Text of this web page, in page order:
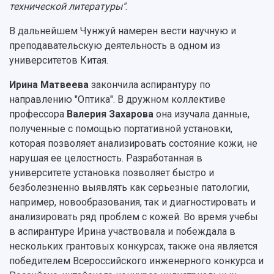
технической литературы".
В дальнейшем Чунжуй намерен вести научную и
преподавательскую деятельность в одном из
университетов Китая.
Ирина Матвеева закончила аспирантуру по
направлению "Оптика". В дружном коллективе
профессора Валерия Захарова она изучала данные,
полученные с помощью портативной установки,
которая позволяет анализировать состояние кожи, не
нарушая ее целостность. Разработанная в
университете установка позволяет быстро и
безболезненно выявлять как серьезные патологии,
например, новообразования, так и диагностировать и
анализировать ряд проблем с кожей. Во время учебы
в аспирантуре Ирина участвовала и побеждала в
нескольких грантовых конкурсах, также она является
победителем Всероссийского инженерного конкурса и